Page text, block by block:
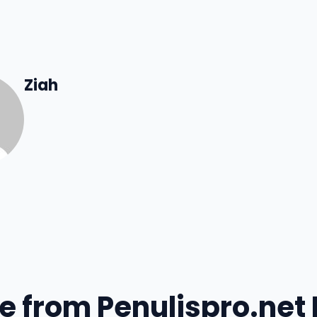
Ziah
from Penulispro.net